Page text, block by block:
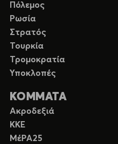
Πόλεμος
Ρωσία
Στρατός
Τουρκία
Τρομοκρατία
Υποκλοπές
ΚΟΜΜΑΤΑ
Ακροδεξιά
ΚΚΕ
ΜέΡΑ25